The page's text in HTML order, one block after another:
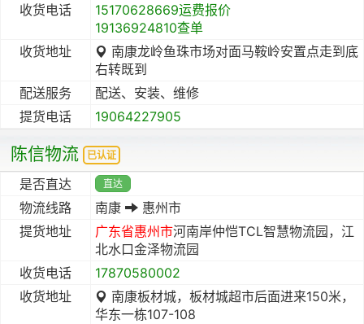
收货电话
15170628669运费报价
19136924810查单
收货地址
南康龙岭鱼珠市场对面马鞍岭安置点走到底
右转既到
配送服务
配送、安装、维修
提货电话
19064227905
陈信物流 已认证
是否直达 直达
物流线路 南康
惠州市
提货地址
广东省惠州市河南岸仲恺TCL智慧物流园，江
北水口金泽物流园
收货电话
17870580002
收货地址
南康板材城，板材城超市后面进来150米，
华东一栋107-108